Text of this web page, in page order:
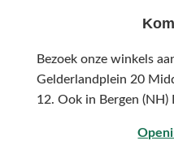
Bezoek onze winkels
Gelderlandplein 20
12. Ook in Bergen (NH)